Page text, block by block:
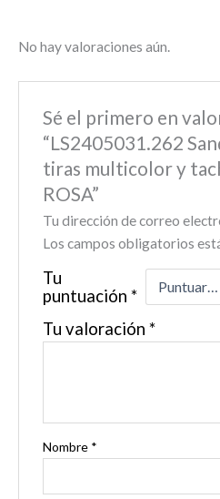
No hay valoraciones aún.
Sé el primero en
“LS2405031.262
tiras multicolor y
ROSA”
Tu dirección de correo
Los campos obligatorios
Tu
puntuación *
Tu valoración *
Nombre *